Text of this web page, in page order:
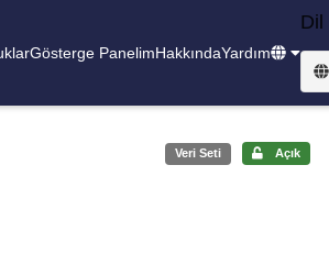
Gösterge PanelimHakkındaYardım
Dil
Veri Seti Açık